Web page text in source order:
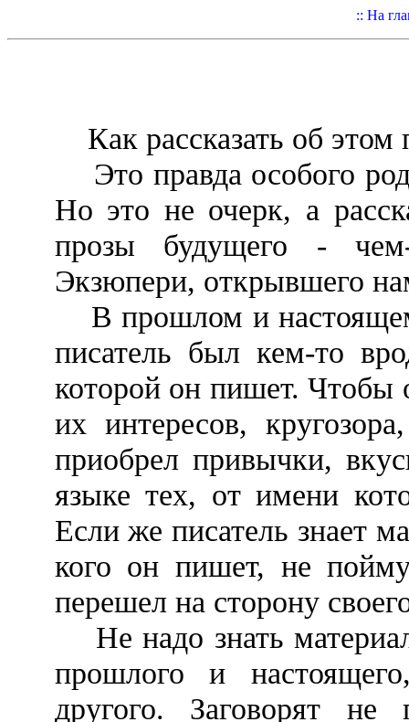
:: На
Как рассказать об этом
Это правда особого
Но это не очерк, а
прозы будущего -
Экзюпери, открывшего
В прошлом и
писатель был кем-то
которой он пишет. Чтобы
их интересов,
приобрел привычки,
языке тех, от имени
Если же писатель знает
кого он пишет, не
перешел на сторону
Не надо знать
прошлого и
другого. Заговорят